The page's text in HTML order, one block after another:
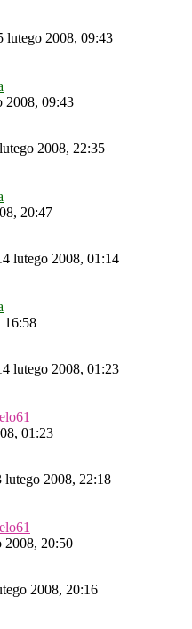
lutego 2008, 09:43
2008, 09:43
2008, 22:35
20:47
lutego 2008, 01:14
16:58
lutego 2008, 01:23
01:23
lutego 2008, 22:18
2008, 20:50
2008, 20:16